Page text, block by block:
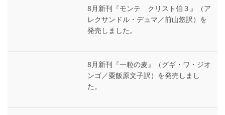
8月新刊『モンテ゠クリスト伯３』（ア
レクサンドル・デュマ／前山悠訳）を
発売しました。
8月新刊『一粒の麦』（グギ・ワ・ジオ
ンゴ／粟飯原文子訳）を発売しまし
た。